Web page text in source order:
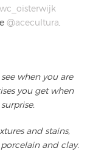
@acecultura
when you are
you get when
and stains,
and clay.